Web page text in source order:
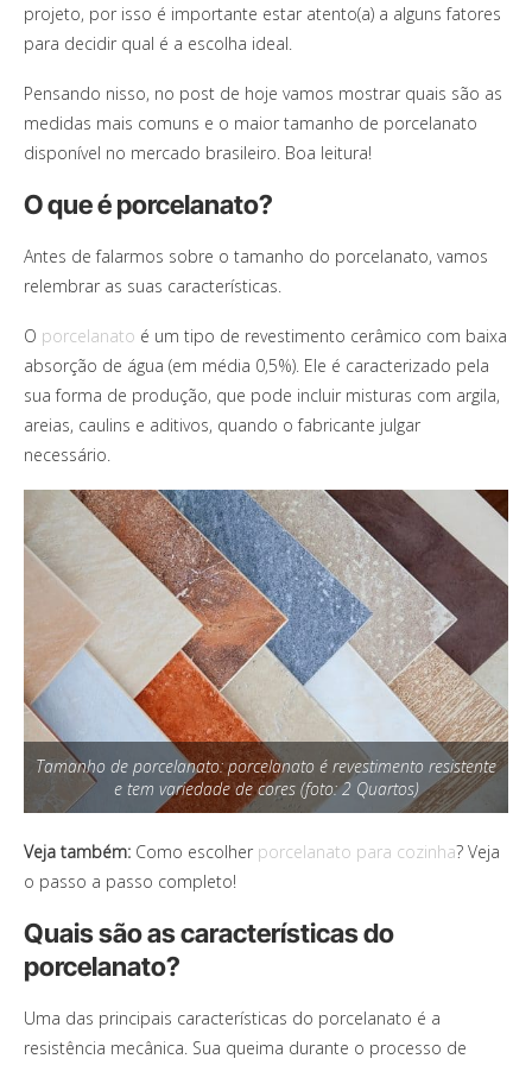
projeto, por isso é importante estar atento(a) a alguns fatores
para decidir qual é a escolha ideal.
Pensando nisso, no post de hoje vamos mostrar quais são as
medidas mais comuns e o maior tamanho de porcelanato
disponível no mercado brasileiro. Boa leitura!
O que é porcelanato?
Antes de falarmos sobre o tamanho do porcelanato, vamos
relembrar as suas características.
O porcelanato é um tipo de revestimento cerâmico com baixa
absorção de água (em média 0,5%). Ele é caracterizado pela
sua forma de produção, que pode incluir misturas com argila,
areias, caulins e aditivos, quando o fabricante julgar
necessário.
Tamanho de porcelanato: porcelanato é revestimento resistente
e tem variedade de cores (foto: 2 Quartos)
Veja também: Como escolher porcelanato para cozinha? Veja
o passo a passo completo!
Quais são as características do
porcelanato?
Uma das principais características do porcelanato é a
resistência mecânica. Sua queima durante o processo de